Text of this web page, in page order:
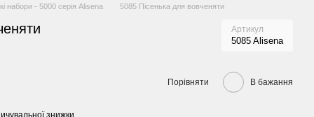
набори - 5000 серія Alisena
5085 Пісенька для вовченяти
Артикул
5085 Alisena
Порівняти В бажання
знижки